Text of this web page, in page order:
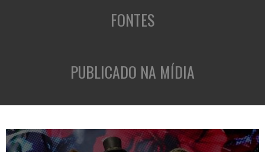
FONTES
PUBLICADO NA MÍDIA